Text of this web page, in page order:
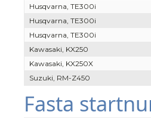
Husqvarna, TE300i
Husqvarna, TE300i
Husqvarna, TE300i
Kawasaki, KX250
Kawasaki, KX250X
Suzuki, RM-Z450
Fasta